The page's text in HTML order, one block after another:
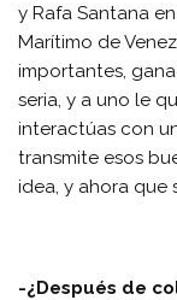
y Rafa Santana
Marítimo de
importantes,
seria, y a uno le
interactúas con
transmite esos
idea, y ahora que
-¿Después de